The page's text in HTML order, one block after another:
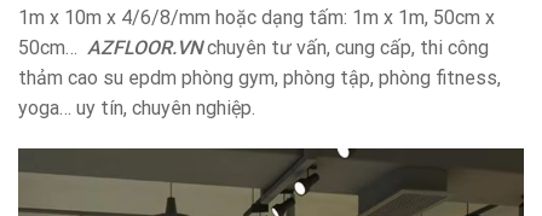
1m x 10m x 4/6/8/mm hoặc dạng tấm: 1m x 1m, 50cm x
50cm… AZFLOOR.VNchuyên tư vấn, cung cấp, thi công
thảm cao su epdm phòng gym, phòng tập, phòng fitness,
yoga… uy tín, chuyên nghiệp.